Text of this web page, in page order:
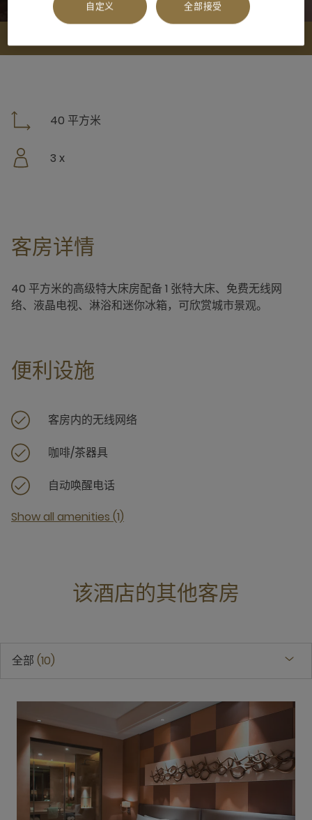
40 平方米
3 x
客房详情
40 平方米的高级特大床房配备 1 张特大床、免费无线网
络、液晶电视、淋浴和迷你冰箱，可欣赏城市景观。
便利设施
客房内的无线网络
咖啡/茶器具
自动唤醒电话
Show all amenities (1)
该酒店的其他客房
全部 10
自定义 全部接受